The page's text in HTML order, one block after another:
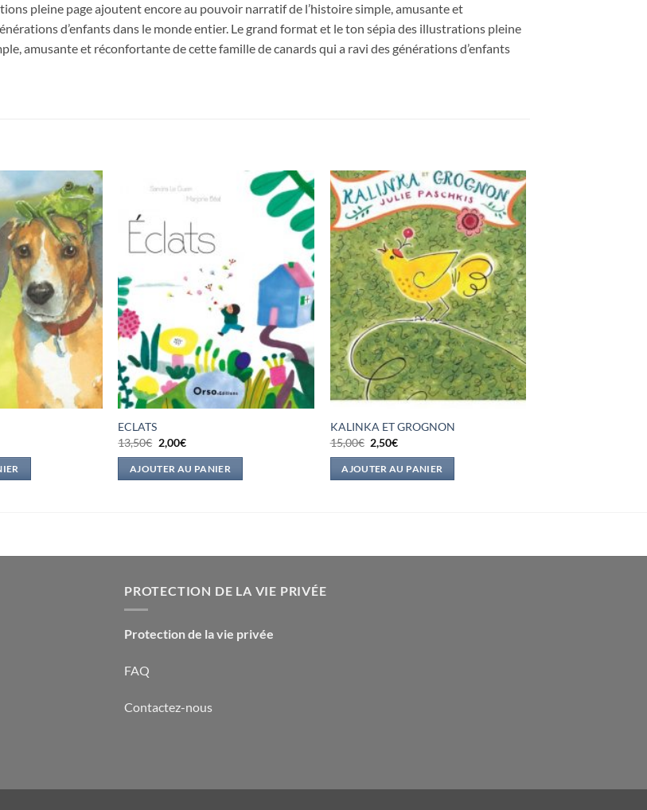
pleine page ajoutent encore au pouvoir narratif de l’histoire simple, amusante et
d’enfants dans le monde entier. Le grand format et le ton sépia des illustrations pleine
amusante et réconfortante de cette famille de canards qui a ravi des générations d’enfants
ECLATS
13,50€ Le
prix
initial
était :
2,00€Le
actuel
est :
AJOUTER AU PANIER
KALINKA ET GROGNON
15,00€ Le
prix
initial
était :
2,50€Le
actuel
est :
AJOUTER AU PANIER
PROTECTION DE LA VIE PRIVÉE
Protection de la vie privée
FAQ
Contactez-nous